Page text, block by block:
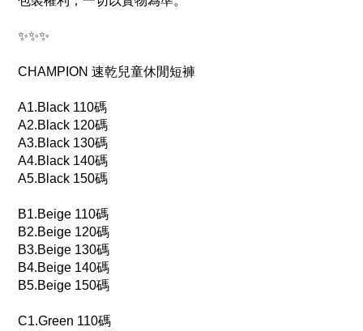
✨✨✨
CHAMPION 速乾兒童休閒短褲
A1.Black 110碼
A2.Black 120碼
A3.Black 130碼
A4.Black 140碼
A5.Black 150碼
B1.Beige 110碼
B2.Beige 120碼
B3.Beige 130碼
B4.Beige 140碼
B5.Beige 150碼
C1.Green 110碼